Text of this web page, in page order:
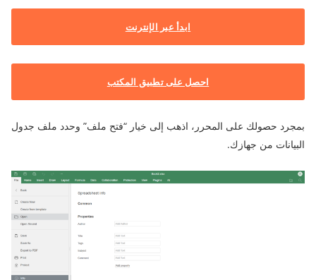
ابدأ عبر الإنترنت
احصل على تطبيق المكتب
بمجرد حصولك على المحرر، اذهب إلى خيار “فتح ملف” وحدد ملف جدول
البيانات من جهازك.